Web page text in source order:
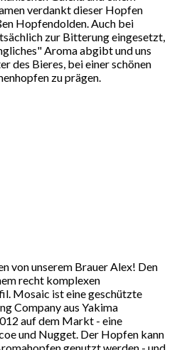
verdankt dieser Hopfen
Hopfendolden. Auch bei
zur Bitterung eingesetzt,
Aroma abgibt und uns
des Bieres, bei einer schönen
zu prägen.
von unserem Brauer Alex! Den
recht komplexen
Mosaic ist eine geschützte
Company aus Yakima
auf dem Markt - eine
und Nugget. Der Hopfen kann
genutzt werden - und